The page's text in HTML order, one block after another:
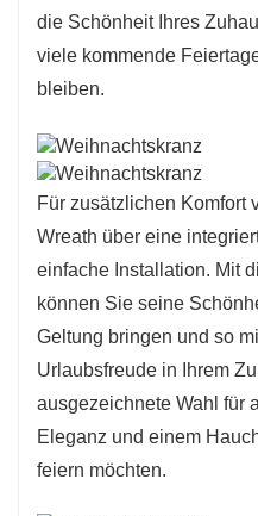
die Schönheit Ihres
viele kommende
bleiben.
Für zusätzlichen Komfort
Wreath über eine
einfache Installation. Mit
können Sie seine
Geltung bringen und so
Urlaubsfreude in Ihrem
ausgezeichnete Wahl für
Eleganz und einem
feiern möchten.